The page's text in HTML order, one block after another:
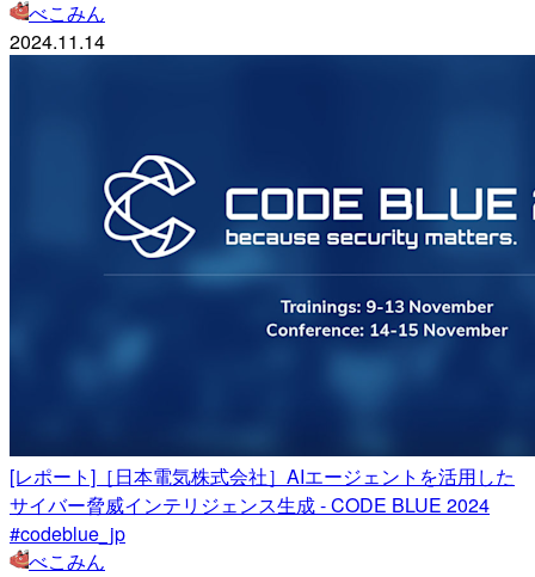
べこみん
2024.11.14
[レポート]［日本電気株式会社］AIエージェントを活用した
サイバー脅威インテリジェンス生成 - CODE BLUE 2024
#codeblue_jp
べこみん